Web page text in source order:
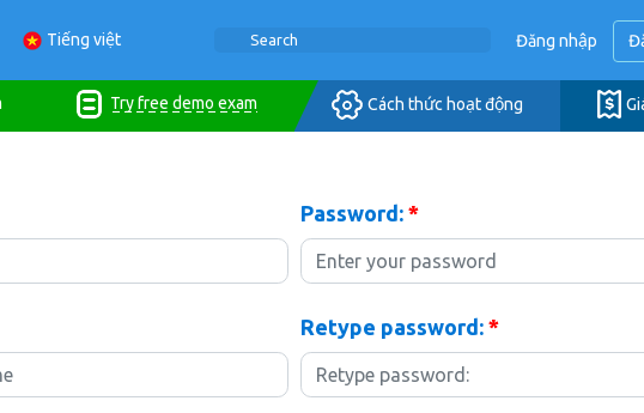
Tiếng việt Đăng nhập
Try free demo exam Cách thức hoạt động
Password: *
Retype password: *